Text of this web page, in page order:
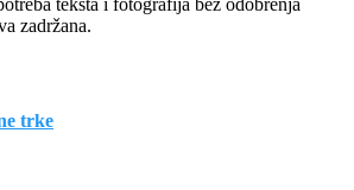
teksta i fotografija bez odobrenja
zadržana.
trke